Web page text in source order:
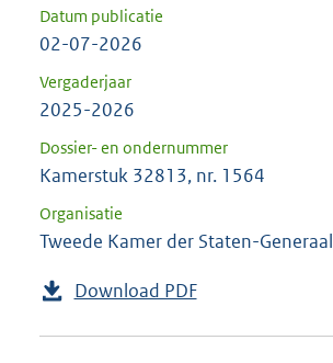
Datum publicatie
02-07-2026
Vergaderjaar
2025-2026
Dossier- en ondernummer
Kamerstuk 32813, nr. 1564
Organisatie
Tweede Kamer der Staten-Generaal
Download PDF